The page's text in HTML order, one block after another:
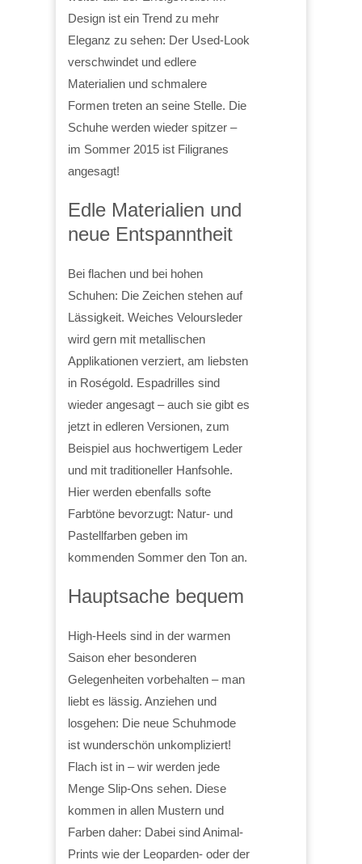
Design ist ein Trend zu mehr
Eleganz zu sehen: Der Used-Look
verschwindet und edlere
Materialien und schmalere
Formen treten an seine Stelle. Die
Schuhe werden wieder spitzer –
im Sommer 2015 ist Filigranes
angesagt!
Edle Materialien und
neue Entspanntheit
Bei flachen und bei hohen
Schuhen: Die Zeichen stehen auf
Lässigkeit. Weiches Veloursleder
wird gern mit metallischen
Applikationen verziert, am liebsten
in Roségold. Espadrilles sind
wieder angesagt – auch sie gibt es
jetzt in edleren Versionen, zum
Beispiel aus hochwertigem Leder
und mit traditioneller Hanfsohle.
Hier werden ebenfalls softe
Farbtöne bevorzugt: Natur- und
Pastellfarben geben im
kommenden Sommer den Ton an.
Hauptsache bequem
High-Heels sind in der warmen
Saison eher besonderen
Gelegenheiten vorbehalten – man
liebt es lässig. Anziehen und
losgehen: Die neue Schuhmode
ist wunderschön unkompliziert!
Flach ist in – wir werden jede
Menge Slip-Ons sehen. Diese
kommen in allen Mustern und
Farben daher: Dabei sind Animal-
Prints wie der Leoparden- oder der